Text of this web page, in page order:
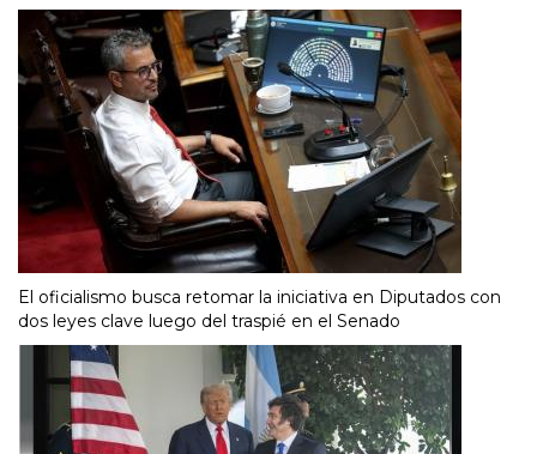
El oficialismo busca retomar la iniciativa en Diputados con
dos leyes clave luego del traspié en el Senado